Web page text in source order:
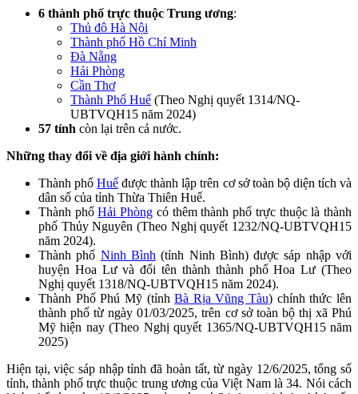
6 thành phố trực thuộc Trung ương:
Thủ đô Hà Nội
Thành phố Hồ Chí Minh
Đà Nẵng
Hải Phòng
Cần Thơ
Thành Phố Huế (Theo Nghị quyết 1314/NQ-
UBTVQH15 năm 2024)
57 tỉnh còn lại trên cả nước.
Những thay đổi về địa giới hành chính:
Thành phốHuế được thành lập trên cơ sở toàn bộ diện tích và
dân số của tỉnh Thừa Thiên Huế.
Thành phốHải Phòng có thêm thành phố trực thuộc là thành
phố Thủy Nguyên (Theo Nghị quyết 1232/NQ-UBTVQH15
năm 2024).
Thành phố Ninh Bình(tỉnh Ninh Bình) được sáp nhập với
huyện Hoa Lư và đổi tên thành thành phố Hoa Lư (Theo
Nghị quyết 1318/NQ-UBTVQH15 năm 2024).
Thành Phố Phú Mỹ (tỉnhBà Rịa Vũng Tàu) chính thức lên
thành phố từ ngày 01/03/2025, trên cơ sở toàn bộ thị xã Phú
Mỹ hiện nay (Theo Nghị quyết 1365/NQ-UBTVQH15 năm
2025)
Hiện tại, việc sáp nhập tỉnh đã hoàn tất, từ ngày 12/6/2025, tổng số
tỉnh, thành phố trực thuộc trung ương của Việt Nam là 34. Nói cách